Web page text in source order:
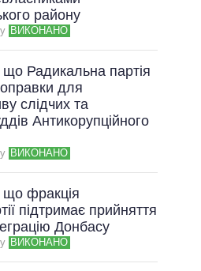
ОБІЦЯНКИ
ОБІЦЯНКИ
району
ВИКОНАНО
що Радикальна партія
для
слідчих та
Антикорупційного
ВИКОНАНО
що фракція
підтримає прийняття
Донбасу
ВИКОНАНО